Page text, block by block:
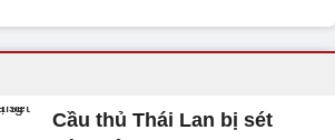
Cầu thủ Thái Lan bị sét